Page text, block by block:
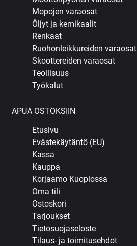
Mopojen varaosat
Öljyt ja kemikaalit
Renkaat
Ruohonleikkureiden varaosat
Skoottereiden varaosat
Teollisuus
Työkalut
APUA OSTOKSIIN
Etusivu
Evästekäytäntö (EU)
Kassa
Kauppa
Korjaamo Kuopiossa
Oma tili
Ostoskori
Tarjoukset
Tietosuojaseloste
Tilaus- ja toimitusehdot